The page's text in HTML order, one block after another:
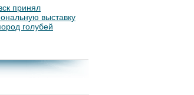
принял
выставку
голубей